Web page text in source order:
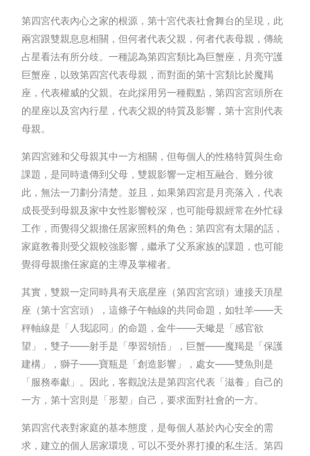
第四宮代表內心之家的根源，第十宮代表社會舞台的呈現，此
兩宮跟雙親息息相關，但何者代表父親，何者代表母親，傳統
占星看法有所分歧。一種認為第四宮類比為巨蟹座，月亮守護
巨蟹座，以致第四宮代表母親，而對面的第十宮類比於魔羯
座，代表權威的父親。在此採用另一種觀點，第四宮宮頭所在
的星座以及宮內行星，代表父親的特質及影響，第十宮則代表
母親。
第四宮雖和父母親其中一方相關，但每個人的性格特質與生命
課題，是同時遺傳到父母，雙親影響一定相互融合、難分彼
此，無法一刀劃分清楚。並且，如果第四宮是月亮落入，代表
成長受到母親及家中女性影響較深，也可能母親經常在外忙碌
工作，而覺得父親擔任居家照料的角色；第四宮有太陽的話，
家庭教養則受父親較強影響，繼承了父系家族的課題，也可能
覺得母親擔任家庭的主導及掌權者。
其實，雙親一定同時具有天底星座（第四宮宮頭）連接天頂星
座（第十宮宮頭），這條子午軸線的共同命題，如牡羊——天
秤軸線是「人我認同」的命題，金牛——天蠍是「感官欲
望」，雙子——射手是「學習領悟」，巨蟹——魔羯是「保護
建構」，獅子——寶瓶是「創造影響」，處女——雙魚則是
「服務奉獻」。因此，客觀說法是第四宮代表「滋養」自己的
一方，第十宮則是「形塑」自己，要求面對社會的一方。
第四宮代表對家庭的基本態度，是每個人基於內心安全的需
求，建立的個人居家環境，可以不受外界打擾的私生活。第四